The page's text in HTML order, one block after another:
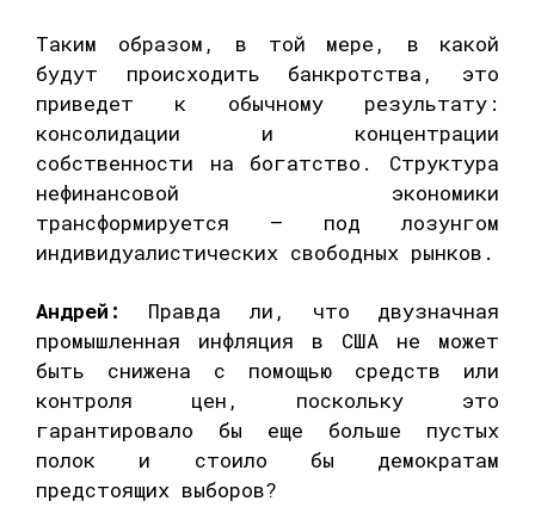
Таким образом, в той мере, в какой
будут происходить банкротства, это
приведет к обычному результату:
консолидации и концентрации
собственности на богатство. Структура
нефинансовой экономики
трансформируется – под лозунгом
индивидуалистических свободных рынков.
Андрей:
Правда ли, что двузначная
промышленная инфляция в США не может
быть снижена с помощью средств или
контроля цен, поскольку это
гарантировало бы еще больше пустых
полок и стоило бы демократам
предстоящих выборов?